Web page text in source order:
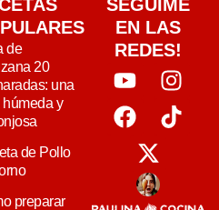
de
20
una
húmeda y
de Pollo
preparar
SEGUIME
EN LAS
REDES!